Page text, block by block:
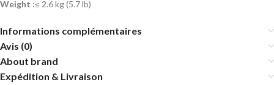
Weight :≤ 2.6 kg (5.7 lb)
Informations complémentaires
Avis (0)
About brand
Expédition & Livraison